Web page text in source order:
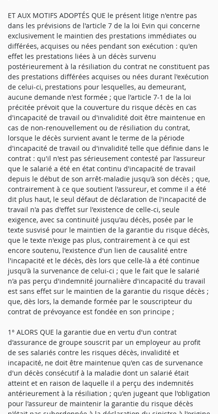
ET AUX MOTIFS ADOPTÉS QUE le présent litige n'entre pas
dans les prévisions de l'article 7 de la loi Evin qui concerne
exclusivement le maintien des prestations immédiates ou
différées, acquises ou nées pendant son exécution : qu'en
effet les prestations liées à un décès survenu
postérieurement à la résiliation du contrat ne constituent pas
des prestations différées acquises ou nées durant l'exécution
de celui-ci, prestations pour lesquelles, au demeurant,
aucune demande n'est formée ; que l'article 7-1 de la loi
précitée prévoit que la couverture du risque décès en cas
d'incapacité de travail ou d'invalidité doit être maintenue en
cas de non-renouvellement ou de résiliation du contrat,
lorsque le décès survient avant le terme de la période
d'incapacité de travail ou d'invalidité telle que définie dans le
contrat : qu'il n'est pas sérieusement contesté par l'assureur
que le salarié a été en état continu d'incapacité de travail
depuis le début de son arrêt-maladie jusqu'à son décès ; que,
contrairement à ce que soutient l'assureur, et comme il a été
dit plus haut, le seul défaut de déclaration de l'incapacité de
travail n'a pas d'effet sur l'existence de celle-ci, seule
exigence, avec sa continuité jusqu'au décès, posée par le
texte susvisé pour le maintien de la garantie du risque décès,
que le texte n'exige pas plus, contrairement à ce qui est
encore soutenu, l'existence d'un lien de causalité entre
l'incapacité et le décès, dès lors que celle-là a été continue
jusqu'à la survenance de celui-ci ; que le fait que le salarié
n'a pas perçu d'indemnité journalière d'incapacité du travail
est sans effet sur le maintien de la garantie du risque décès ;
que, dès lors, la demande formée par le souscripteur du
contrat de prévoyance est fondée en son principe ;
1° ALORS QUE la garantie due en vertu d'un contrat
d'assurance de groupe souscrit par un employeur au profit
de ses salariés contre les risques décès, invalidité et
incapacité, ne doit être maintenue qu'en cas de survenance
d'un décès consécutif à la maladie dont un salarié était
atteint et en raison de laquelle il a perçu des indemnités
antérieurement à la résiliation ; qu'en jugeant que l'obligation
pour l'assureur de maintenir la garantie du risque décès